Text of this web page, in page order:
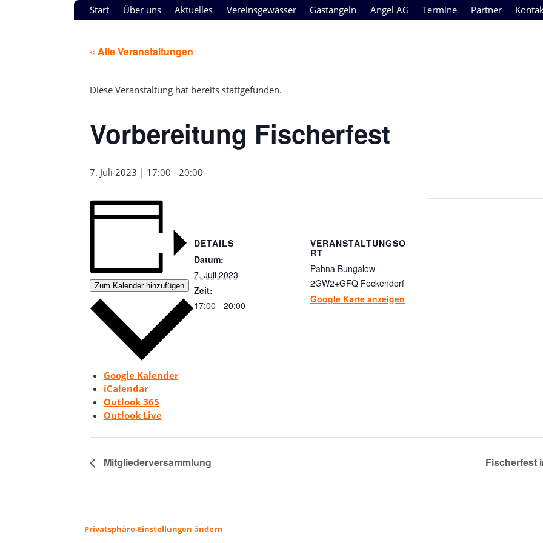
Start Über uns Aktuelles Vereinsgewässer Gastangeln Angel AG Termine Partner
« Alle Veranstaltungen
Diese Veranstaltung hat bereits stattgefunden.
Vorbereitung Fischerfest
7. Juli 2023 | 17:00 - 20:00
Zum Kalender hinzufügen
Google Kalender
iCalendar
Outlook 365
Outlook Live
DETAILS
Datum:
7. Juli 2023
Zeit:
17:00 - 20:00
VERANSTALTUNGSO
RT
Pahna Bungalow
2GW2+GFQ Fockendorf
Google Karte anzeigen
Mitgliederversammlung Fischerfest
Privatsphäre-Einstellungen ändern